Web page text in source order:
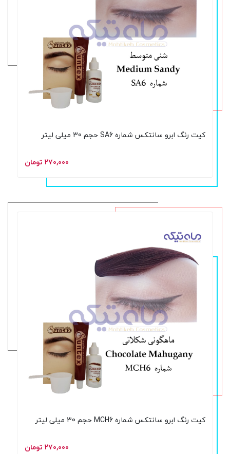
کیت رنگ ابرو سانتکس شماره SA6 حجم 30 میلی لیتر
۲۷۰,۰۰۰ تومان
کیت رنگ ابرو سانتکس شماره MCH6 حجم 30 میلی لیتر
۲۷۰,۰۰۰ تومان